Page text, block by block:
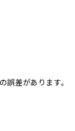
誤差があります。